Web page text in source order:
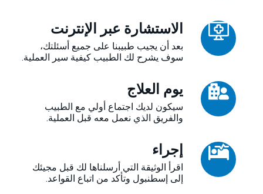
الاستشارة عبر الإنترنت
بعد أن يجيب طبيبنا على جميع أسئلتك،
سوف يشرح لك الطبيب كيفية سير العملية.
يوم العلاج
سيكون لديك اجتماع أولي مع الطبيب
والفريق الذي نعمل معه قبل العملية.
إجراء
اقرأ الوثيقة التي أرسلناها لك قبل مجيئك
إلى إسطنبول وتأكد من اتباع القواعد.